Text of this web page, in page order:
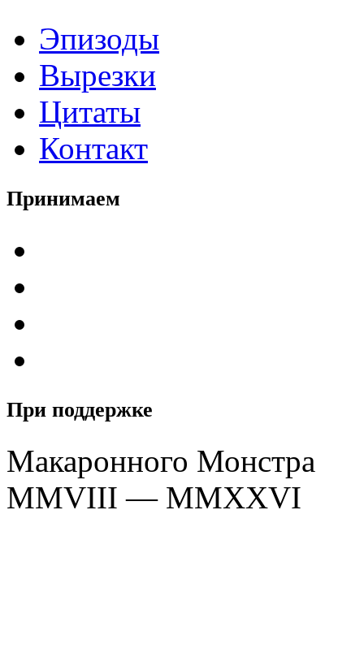
Эпизоды
Вырезки
Цитаты
Контакт
Принимаем
При поддержке
Макаронного Монстра
MMVIII — MMXXVI